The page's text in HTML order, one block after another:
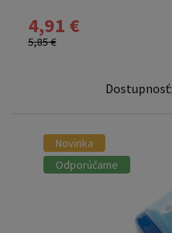
4,91 €
5,85 €
Dostupnosť:
Novinka
Odporúčame